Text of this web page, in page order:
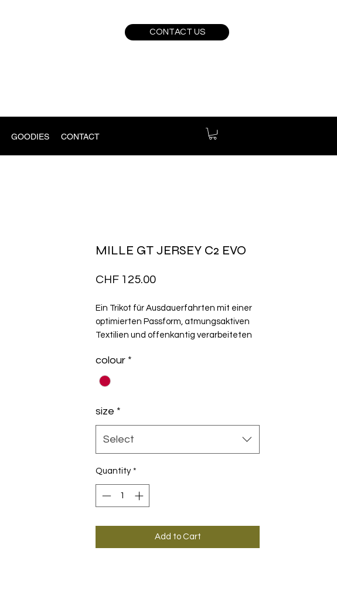
CONTACT US
GOODIES CONTACT
MILLE GT JERSEY C2 EVO
CHF 125.00Price
Ein Trikot für Ausdauerfahrten mit einer
optimierten Passform, atmungsaktiven
Textilien und offenkantig verarbeiteten
einem leichten, anschmiegsamen
Design.
colour *
size *
Select
Quantity *
Add to Cart